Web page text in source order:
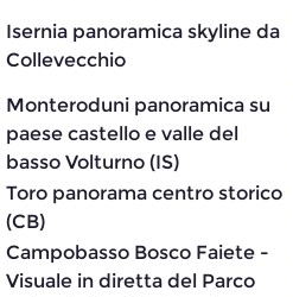
Isernia panoramica skyline da
Collevecchio
Monteroduni panoramica su
paese castello e valle del
basso Volturno (IS)
Toro panorama centro storico
(CB)
Campobasso Bosco Faiete -
Visuale in diretta del Parco